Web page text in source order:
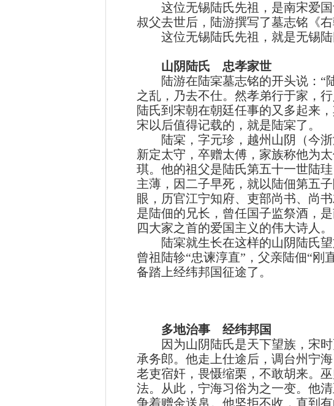
这位无锡陆氏先祖，是南宋爱国
叔父去世后，陆游撰写了墓志铭《
这位无锡陆氏先祖，就是无锡陆
山阴陆氏 忠孝家世
陆游在陆宲墓志铭的开头说：“
之乱，乃去不仕。然孝弟行于家，
陆氏到宋朝在朝廷任事的又多起来
宋以后值得记载的，就是陆宲了。
陆宲，字元珍，越州山阴（今浙
新定太守，卒赠太傅，家族称他为
琪。他的祖父是陆氏第五十一世陆
主薄，因二子早死，就以陆佃第五
眼，历官江宁知府、吏部尚书、尚
是陆佃的兄长，曾任国子监祭酒，
四大家之首的爱国主义的伟大诗人。
陆宲就生长在这样的山阴陆氏望
曾祖陆轸“忠谏淳直”，父亲陆佃“刚
备踏上经纬邦国征途了。
多地治事 经纬邦国
因为山阴陆氏是天下望族，宋时
承务郎。他走上仕途后，调台州宁
老吏宿奸，畏慑缩栗，不敢胡来。
法。从此，宁海习俗为之一变。他
争着赠金送帛。他坚拒不收，直到